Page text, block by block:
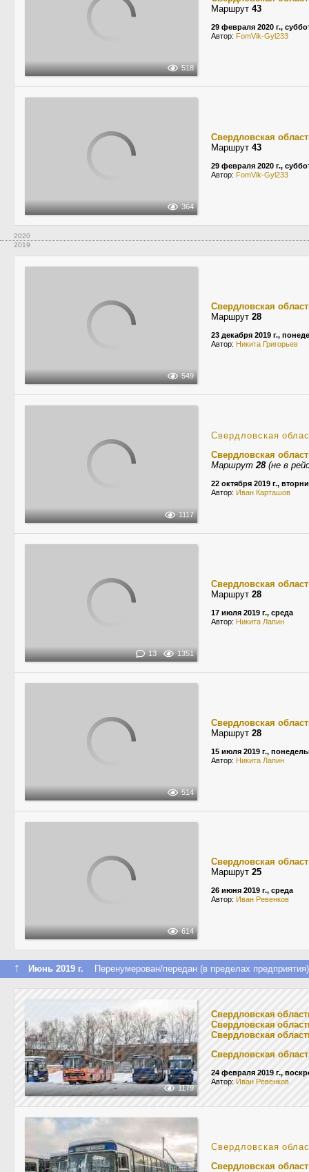
518
Маршрут 43
29 февраля 2020 г.,
Автор: FomVik-Gyl233
364
Свердловская
Маршрут 43
29 февраля 2020 г.,
Автор: FomVik-Gyl233
2020
2019
549
Свердловская
Маршрут 28
23 декабря 2019 г.,
Автор: Никита Григорьев
1117
Свердловская
Свердловская
Маршрут28(не в
22 октября 2019 г.,
Автор: Иван Карташов
13 1351
Свердловская
Маршрут 28
17 июля 2019 г., среда
Автор: Никита Лапин
514
Свердловская
Маршрут 28
15 июля 2019 г.,
Автор: Никита Лапин
614
Свердловская
Маршрут 25
26 июня 2019 г., среда
Автор: Иван Ревенков
↑ Июнь 2019 г. Перенумерован/передан (в пределах предприятия)
1179
Свердловская
Свердловская
Свердловская
Свердловская
24 февраля 2019 г.,
Автор: Иван Ревенков
Свердловская
Свердловская